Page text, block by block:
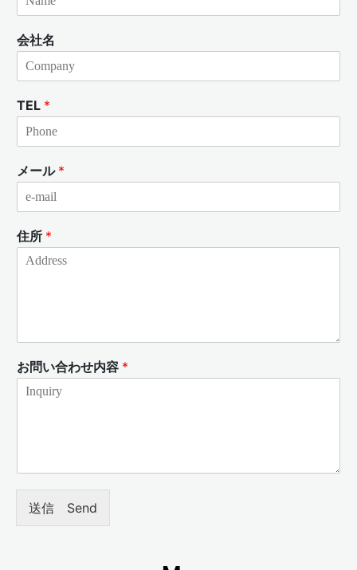
会社名
TEL *
メール *
住所 *
お問い合わせ内容 *
送信 Send